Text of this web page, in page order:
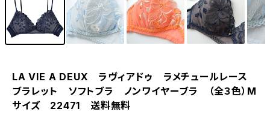
LA VIE A DEUX ラヴィアドゥ ラメチュールレース
ブラレット ソフトブラ ノンワイヤーブラ （全３色）M
サイズ 22471 送料無料